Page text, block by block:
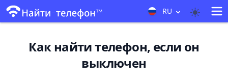
RU
Как найти телефон, если он
выключен